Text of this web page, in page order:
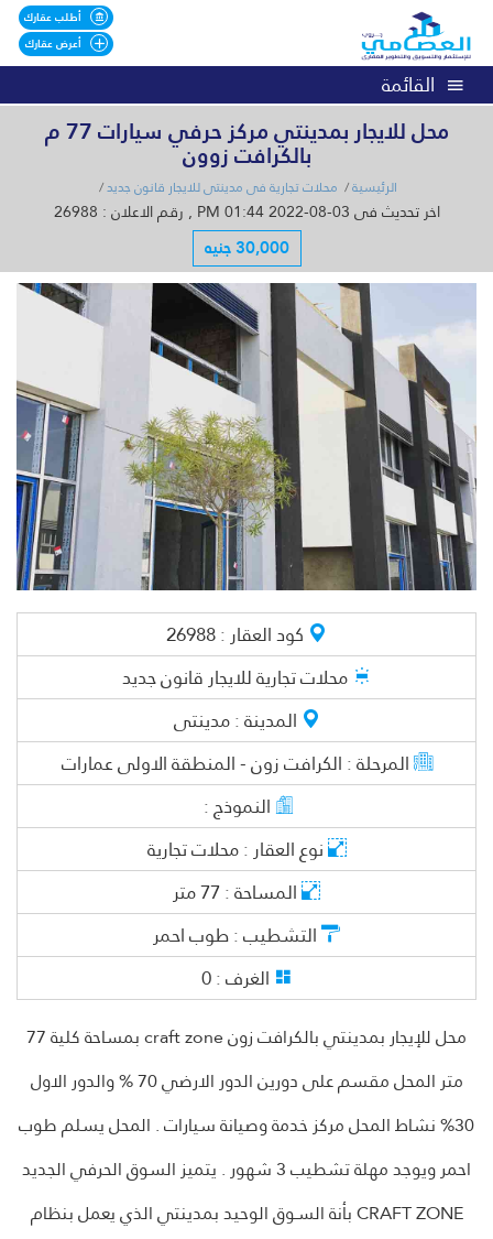
أطلب عقارك
أعرض عقارك
القائمة
محل للايجار بمدينتي مركز حرفي سيارات 77 م
بالكرافت زوون
الرئيسية محلات تجارية فى مدينتى للايجار قانون جديد
اخر تحديث فى 03-08-2022 01:44 PM , رقم الاعلان : 26988
30,000 جنيه
كود العقار :26988
محلات تجاريةللايجار قانون جديد
المدينة :مدينتى
المرحلة :الكرافت زون - المنطقة الاولى عمارات
النموذج :
نوع العقار :محلات تجارية
المساحة :77متر
التشطيب :طوب احمر
الغرف :0
محل للإيجار بمدينتي بالكرافت زون craft zone بمساحة كلية 77
متر المحل مقسم على دورين الدور الارضي 70 % والدور الاول
30% نشاط المحل مركز خدمة وصيانة سيارات . المحل يسلم طوب
احمر ويوجد مهلة تشطيب 3 شهور . يتميز السوق الحرفي الجديد
CRAFT ZONE بأنة السـوق الوحيد بمدينتي الذي يعمل بنظام